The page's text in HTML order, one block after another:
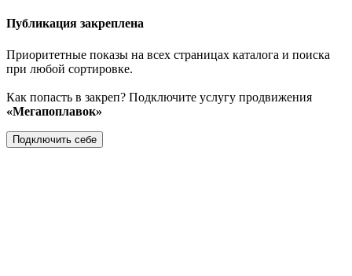
Публикация закреплена
Приоритетные показы на всех страницах каталога и поиска
при любой сортировке.
Как попасть в закреп? Подключите услугу продвижения
«Мегапоплавок»
Подключить себе